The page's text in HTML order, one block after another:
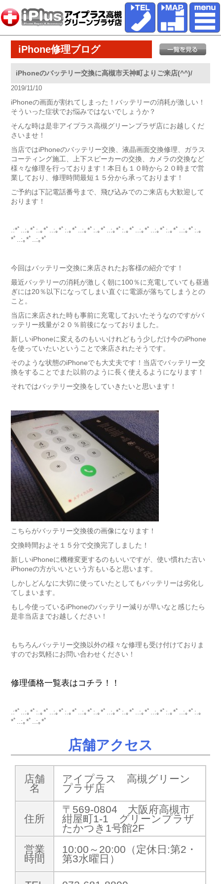
iPhone修理ブログ
iPhoneのバッテリー交換に高槻市天神町よりご来店(^^)/
2019/11/10
iPhoneの画面が割れてしまった！バッテリーの消耗が激しい！
そういった症状でお悩みではないでしょうか？
そんな時は是非アイプラス高槻グリーンプラザ店にお越しくだ
さいませ！
当店ではiPhoneのバッテリー交換、液晶画面交換修理、ガラス
コーティング施工、上下スピーカーの交換、カメラの交換など
様々な修理を行っております！本日も１０時から２０時まで営
業しており、修理時間最短１５分から承っております！
ご予約は下記電話番号まで、飛び込みでのご来店も大歓迎して
おります！
.:*ﾟ..:｡*ﾟ:.｡*ﾟ..:｡*ﾟ:.｡*ﾟ..:｡*ﾟ:.｡*ﾟ..:｡*ﾟ:.｡*ﾟ..:｡*ﾟ..:｡*ﾟ:.｡*ﾟ..:｡*ﾟ:.｡
*ﾟ..:｡*ﾟ..:｡*ﾟ
今回はバッテリー交換に来店されたお客様の紹介です！
最近バッテリーの消耗が激しく朝に100％に充電していても昼過
ぎには20％以下になってしまい直ぐに電源が落ちてしまうとの
こと。
当店に来店された時も事前に充電しておいたそうなのですがバ
ッテリー残量が２０％前後になっておりました。
新しいiPhoneに変えるのもいいけれどもう少しだけ今のiPhone
を使っていたいということで来店されたそうです。
そのような状態のiPhoneでも大丈夫です！当店でバッテリー交
換をすることでまた以前のように長く使えるようになります！
それではバッテリー交換をしていきたいと思います！
こちらがバッテリー交換後の画像になります！
交換時間およそ１５分で交換完了しました！
新しいiPhoneに機種変更するのもいいですが、使い慣れた古い
iPhoneの方がいいという方もいると思います。
しかしどんなに大切に使っていたとしてもバッテリーは劣化し
てしまいます。
もし今使っているiPhoneのバッテリー減りが早いなと感じたら
是非当店までお越しください！
もちろんバッテリー交換以外の様々な修理も受け付けておりま
すのでお気軽にお問い合わせください！
修理価格一覧表はコチラ！！
.:*ﾟ..:｡*ﾟ:.｡*ﾟ..:｡*ﾟ:.｡*ﾟ..:｡*ﾟ:.｡*ﾟ..:｡*ﾟ:.｡*ﾟ..:｡*ﾟ..:｡*ﾟ:.｡*ﾟ..:｡*ﾟ:.｡
*ﾟ..:｡*ﾟ..:｡*ﾟ
店舗アクセス
店舗
名
アイプラス 高槻グリーン
プラザ店
住所
〒569-0804 大阪府高槻市
紺屋町1-1 グリーンプラザ
たかつき1号館2F
営業
時間
10:00～20:00（定休日:第2・
第3水曜日）